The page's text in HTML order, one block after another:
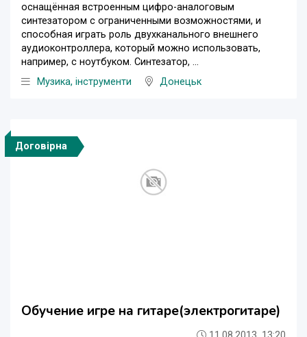
оснащённая встроенным цифро-аналоговым
синтезатором с ограниченными возможностями, и
способная играть роль двухканального внешнего
аудиоконтроллера, который можно использовать,
например, с ноутбуком. Синтезатор, ...
Музика, інструменти
Донецьк
Договірна
Обучение игре на гитаре(электрогитаре)